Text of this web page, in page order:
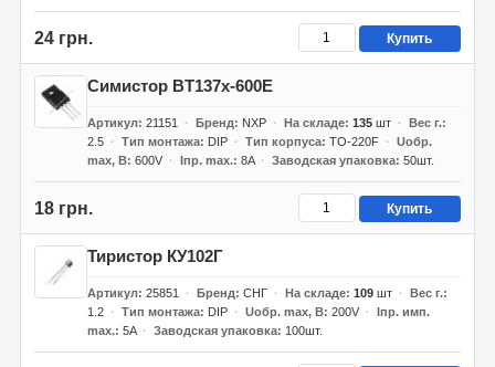
24 грн. Купить
Симистор BT137x-600E
Артикул 21151 Бренд NXP На складе 135шт
Вес г.
2.5
Тип монтажа DIP Тип корпуса TO-220F
Uобр.
max, В 600V Iпр. max. 8A Заводская упаковка 50шт.
18 грн. Купить
Тиристор КУ102Г
Артикул 25851 Бренд СНГ На складе 109шт
Вес г.
1.2
Тип монтажа DIP Uобр. max, В 200V
Iпр. имп.
max. 5A Заводская упаковка 100шт.